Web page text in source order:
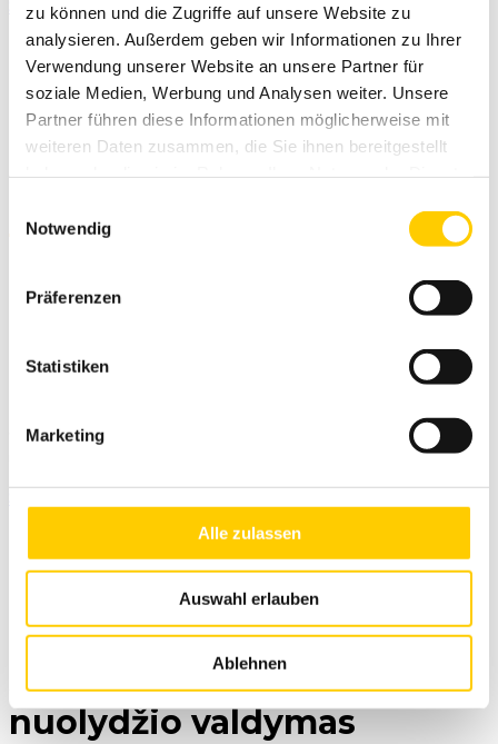
zu können und die Zugriffe auf unsere Website zu
analysieren. Außerdem geben wir Informationen zu Ihrer
Verwendung unserer Website an unsere Partner für
soziale Medien, Werbung und Analysen weiter. Unsere
Partner führen diese Informationen möglicherweise mit
weiteren Daten zusammen, die Sie ihnen bereitgestellt
Notwendig
Präferenzen
Statistiken
Marketing
Alle zulassen
Auswahl erlauben
Ablehnen
SUŽINOKITE DAUGIAU
Mažagabaritinėms
mašinoms skirtas
Maksimaliai pagerinkite savo mažagabaritinės technikos
valdymą, greitį ir lankstumą. Dabar jūsų mažosios mašinos gali
Skreperiams skirtas
nuolydžio valdymas